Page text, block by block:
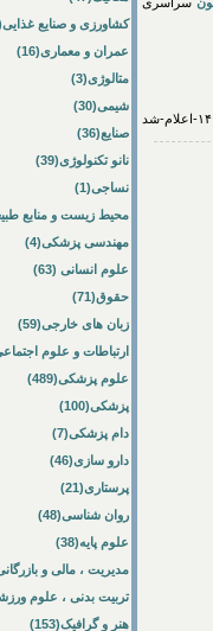
کشاورزی و صنایع غذایی(50)
عمران و معماری(16)
متالوژی(3)
شیمی(30)
صنایع(36)
نانو تکنولوژی(39)
نساجی(1)
محیط زیست و منابع طبیعی(64)
مهندسی پزشکی(4)
علوم انسانی (63)
حقوق(71)
زبان های خارجی(59)
ارتباطات و علوم اجتماعی(84)
علوم پزشکی(489)
پزشکی(100)
دام پزشکی(7)
دارو سازی(46)
پرستاری(21)
روان شناسی(48)
علوم پایه(38)
مدیریت ، مالی و بازرگانی(57)
تربیت بدنی ، علوم ورزشی(172)
هنر و گرافیک(153)